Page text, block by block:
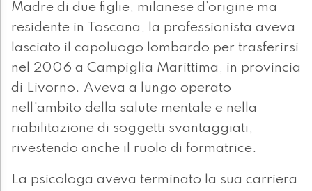
Madre di due figlie, milanese d’origine ma
residente in Toscana, la professionista aveva
lasciato il capoluogo lombardo per trasferirsi
nel 2006 a Campiglia Marittima, in provincia
di Livorno. Aveva a lungo operato
nell'ambito della salute mentale e nella
riabilitazione di soggetti svantaggiati,
rivestendo anche il ruolo di formatrice.
La psicologa aveva terminato la sua carriera